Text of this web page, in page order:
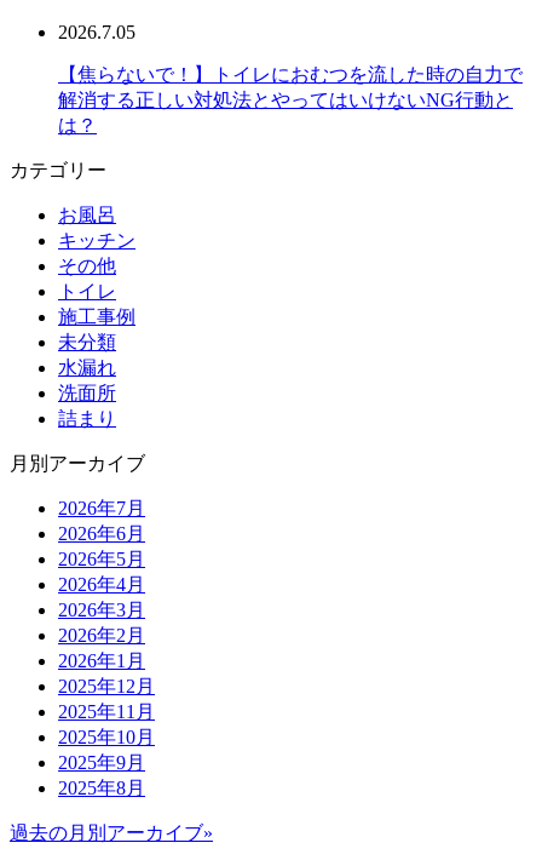
2026.7.05
【焦らないで！】トイレにおむつを流した時の自力で
解消する正しい対処法とやってはいけないNG行動と
は？
カテゴリー
お風呂
キッチン
その他
トイレ
施工事例
未分類
水漏れ
洗面所
詰まり
月別アーカイブ
2026年7月
2026年6月
2026年5月
2026年4月
2026年3月
2026年2月
2026年1月
2025年12月
2025年11月
2025年10月
2025年9月
2025年8月
過去の月別アーカイブ»